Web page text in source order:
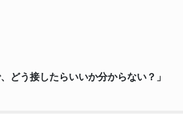
どう接したらいいか分からない？」